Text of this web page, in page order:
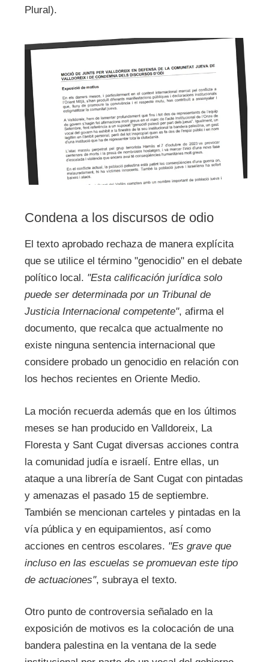
Plural).
Condena a los discursos de odio
El texto aprobado rechaza de manera explícita
que se utilice el término "genocidio" en el debate
político local. "Esta calificación jurídica solo
puede ser determinada por un Tribunal de
Justicia Internacional competente", afirma el
documento, que recalca que actualmente no
existe ninguna sentencia internacional que
considere probado un genocidio en relación con
los hechos recientes en Oriente Medio.
La moción recuerda además que en los últimos
meses se han producido en Valldoreix, La
Floresta y Sant Cugat diversas acciones contra
la comunidad judía e israelí. Entre ellas, un
ataque a una librería de Sant Cugat con pintadas
y amenazas el pasado 15 de septiembre.
También se mencionan carteles y pintadas en la
vía pública y en equipamientos, así como
acciones en centros escolares. "Es grave que
incluso en las escuelas se promuevan este tipo
de actuaciones", subraya el texto.
Otro punto de controversia señalado en la
exposición de motivos es la colocación de una
bandera palestina en la ventana de la sede